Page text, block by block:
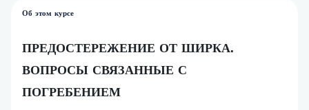
Об этом курсе
ПРЕДОСТЕРЕЖЕНИЕ ОТ ШИРКА.
ВОПРОСЫ СВЯЗАННЫЕ С
ПОГРЕБЕНИЕМ